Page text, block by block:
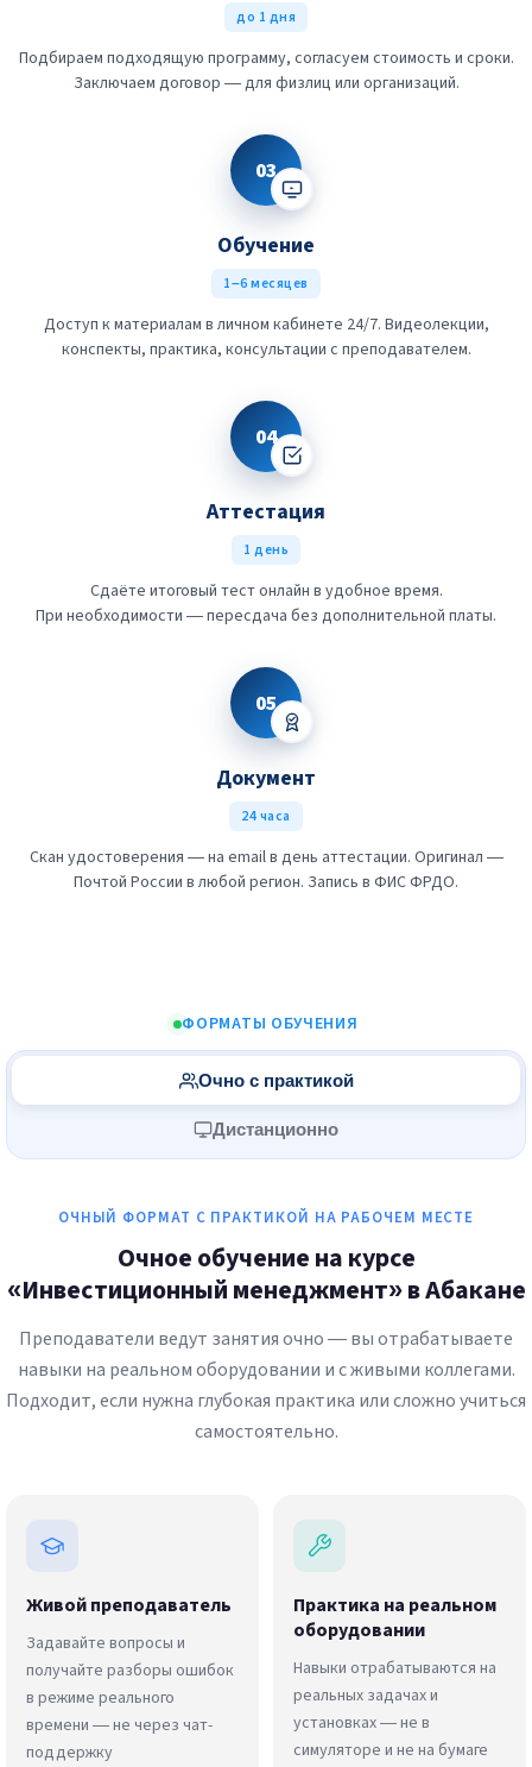
до 1 дня
Подбираем подходящую программу, согласуем стоимость и сроки.
Заключаем договор — для физлиц или организаций.
03
Обучение
1–6 месяцев
Доступ к материалам в личном кабинете 24/7. Видеолекции,
конспекты, практика, консультации с преподавателем.
04
Аттестация
1 день
Сдаёте итоговый тест онлайн в удобное время.
При необходимости — пересдача без дополнительной платы.
05
Документ
24 часа
Скан удостоверения — на email в день аттестации. Оригинал —
Почтой России в любой регион. Запись в ФИС ФРДО.
ФОРМАТЫ ОБУЧЕНИЯ
Очно с практикой
Дистанционно
ОЧНЫЙ ФОРМАТ С ПРАКТИКОЙ НА РАБОЧЕМ МЕСТЕ
Очное обучение на курсе
«Инвестиционный менеджмент» в Абакане
Преподаватели ведут занятия очно — вы отрабатываете
навыки на реальном оборудовании и с живыми коллегами.
Подходит, если нужна глубокая практика или сложно учиться
самостоятельно.
Живой преподаватель
Задавайте вопросы и
получайте разборы ошибок
в режиме реального
времени — не через чат-
поддержку
Практика на реальном
оборудовании
Навыки отрабатываются на
реальных задачах и
установках — не в
симуляторе и не на бумаге